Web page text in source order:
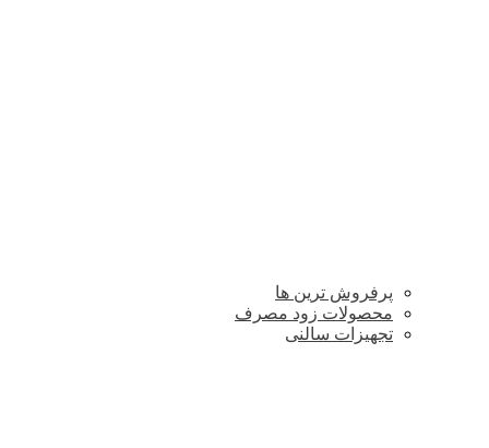
پرفروش ترین ها
محصولات زود مصرف
تجهیزات سالنی